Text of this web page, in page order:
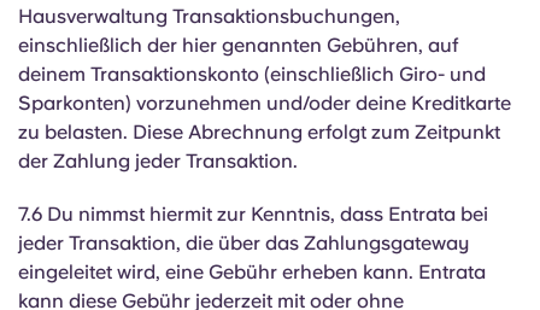
Hausverwaltung Transaktionsbuchungen,
einschließlich der hier genannten Gebühren, auf
deinem Transaktionskonto (einschließlich Giro- und
Sparkonten) vorzunehmen und/oder deine Kreditkarte
zu belasten. Diese Abrechnung erfolgt zum Zeitpunkt
der Zahlung jeder Transaktion.
7.6 Du nimmst hiermit zur Kenntnis, dass Entrata bei
jeder Transaktion, die über das Zahlungsgateway
eingeleitet wird, eine Gebühr erheben kann. Entrata
kann diese Gebühr jederzeit mit oder ohne